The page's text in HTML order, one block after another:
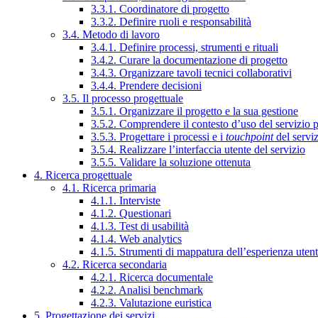
3.3.1. Coordinatore di progetto
3.3.2. Definire ruoli e responsabilità
3.4. Metodo di lavoro
3.4.1. Definire processi, strumenti e rituali
3.4.2. Curare la documentazione di progetto
3.4.3. Organizzare tavoli tecnici collaborativi
3.4.4. Prendere decisioni
3.5. Il processo progettuale
3.5.1. Organizzare il progetto e la sua gestione
3.5.2. Comprendere il contesto d’uso del servizio
3.5.3. Progettare i processi e i touchpointdel
3.5.4. Realizzare l’interfaccia utente del servizio
3.5.5. Validare la soluzione ottenuta
4. Ricerca progettuale
4.1. Ricerca primaria
4.1.1. Interviste
4.1.2. Questionari
4.1.3. Test di usabilità
4.1.4. Web analytics
4.1.5. Strumenti di mappatura dell’esperienza
4.2. Ricerca secondaria
4.2.1. Ricerca documentale
4.2.2. Analisi benchmark
4.2.3. Valutazione euristica
5. Progettazione dei servizi